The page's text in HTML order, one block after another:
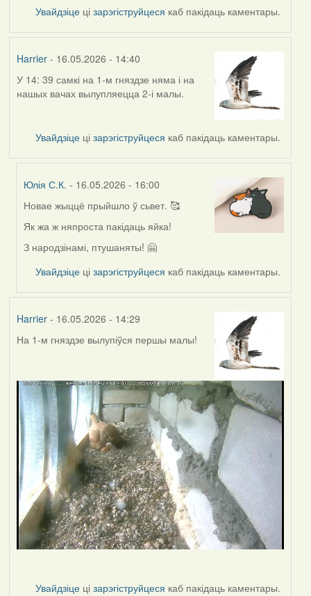
Увайдзіце цізарэгіструйцеся каб пакідаць каментары.
Harrier- 16.05.2026 - 14:40
У 14: 39 самкі на 1-м гняздзе няма і на
нашых вачах вылупляецца 2-і малы.
Увайдзіце цізарэгіструйцеся каб пакідаць каментары.
Юлія С.К. - 16.05.2026 - 16:00
In
reply
by
Harrier
Новае жыццё прыйшло ў сьвет. 🥰
Як жа ж няпроста пакідаць яйка!
З народзінамі, птушаняты! 🤗
Увайдзіце цізарэгіструйцеся каб пакідаць каментары.
Harrier- 16.05.2026 - 14:29
На 1-м гняздзе вылупіўся першы малы!
Увайдзіце цізарэгіструйцеся каб пакідаць каментары.